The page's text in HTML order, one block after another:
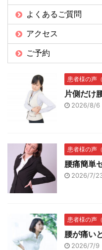
よくあるご質問
アクセス
ご予約
患者様の声
片側だけ
2026/8/6
患者様の声
腰痛簡単
2026/7/
患者様の声
腰が痛い
2026/7/9